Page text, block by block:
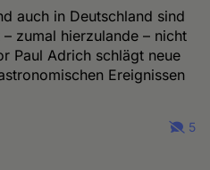
auch in Deutschland sind
zumal hierzulande – nicht
Paul Adrich schlägt neue
Ereignissen
5